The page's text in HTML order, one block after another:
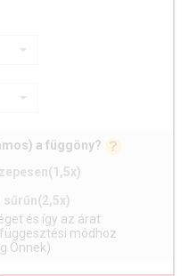
a függöny?
(1,5x)
sűrűn(2,5x)
és így az árat
módhoz
Önnek)